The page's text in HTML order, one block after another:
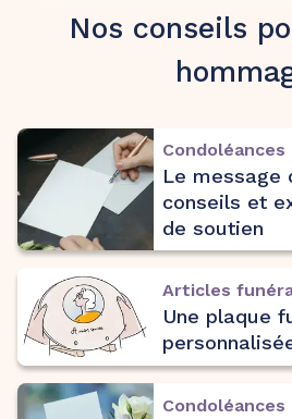
Nos conseils
Condoléances
Le message
conseils et
de soutien
Articles
Une plaque
Condoléances